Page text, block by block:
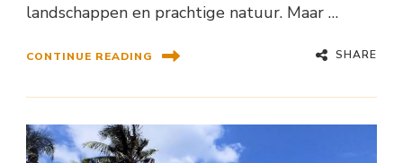
landschappen en prachtige natuur. Maar …
CONTINUE READING SHARE